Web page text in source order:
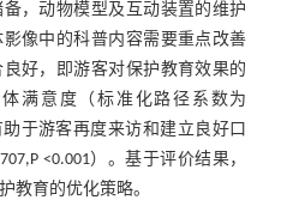
，动物模型及互动装置的维护
像中的科普内容需要重点改善
好，即游客对保护教育效果的
满意度（标准化路径系数为
助于游客再度来访和建立良好口
<0.001）。基于评价结果，
教育的优化策略。